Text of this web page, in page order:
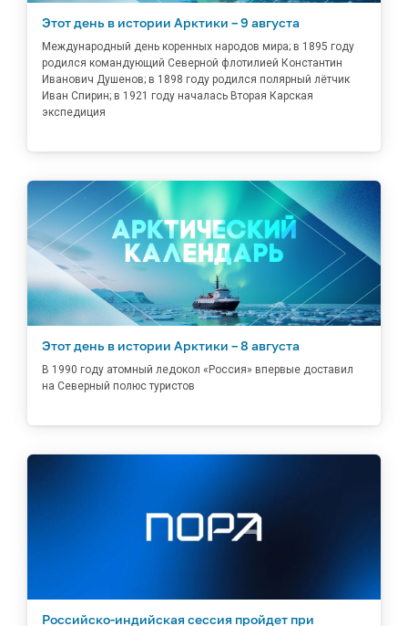
Этот день в истории Арктики – 9 августа
Международный день коренных народов мира; в 1895 году
родился командующий Северной флотилией Константин
Иванович Душенов; в 1898 году родился полярный лётчик
Иван Спирин; в 1921 году началась Вторая Карская
экспедиция
Этот день в истории Арктики – 8 августа
В 1990 году атомный ледокол «Россия» впервые доставил
на Северный полюс туристов
Российско-индийская сессия пройдет при